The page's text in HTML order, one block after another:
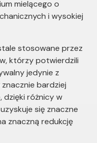
mielącego o
i wysokiej
stosowane przez
którzy potwierdzili
jedynie z
bardziej
dzięki różnicy w
się znaczne
znaczną redukcję